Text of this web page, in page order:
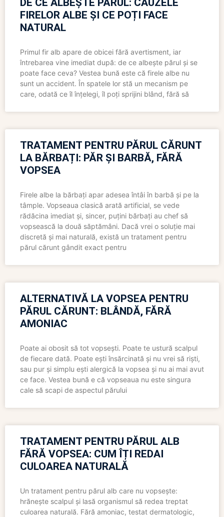
DE CE ALBEȘTE PĂRUL: CAUZELE
FIRELOR ALBE ȘI CE POȚI FACE
NATURAL
Primul fir alb apare de obicei fără avertisment, iar
întrebarea vine imediat după: de ce albește părul și se
poate face ceva? Vestea bună este că firele albe nu
sunt un accident. În spatele lor stă un mecanism pe
care, odată ce îl înțelegi, îl poți sprijini blând, fără să
TRATAMENT PENTRU PĂRUL CĂRUNT
LA BĂRBAȚI: PĂR ȘI BARBĂ, FĂRĂ
VOPSEA
Firele albe la bărbați apar adesea întâi în barbă și pe la
tâmple. Vopseaua clasică arată artificial, se vede
rădăcina imediat și, sincer, puțini bărbați au chef să
vopsească la două săptămâni. Dacă vrei o soluție mai
discretă și mai naturală, există un tratament pentru
părul cărunt gândit exact pentru
ALTERNATIVĂ LA VOPSEA PENTRU
PĂRUL CĂRUNT: BLÂNDĂ, FĂRĂ
AMONIAC
Poate ai obosit să tot vopsești. Poate te ustură scalpul
de fiecare dată. Poate ești însărcinată și nu vrei să riști,
sau pur și simplu ești alergică la vopsea și nu ai mai avut
ce face. Vestea bună e că vopseaua nu este singura
cale să scapi de aspectul părului
TRATAMENT PENTRU PĂRUL ALB
FĂRĂ VOPSEA: CUM ÎȚI REDAI
CULOAREA NATURALĂ
Un tratament pentru părul alb care nu vopsește:
hrănește scalpul și lasă organismul să redea treptat
culoarea naturală. Fără amoniac, testat dermatologic,